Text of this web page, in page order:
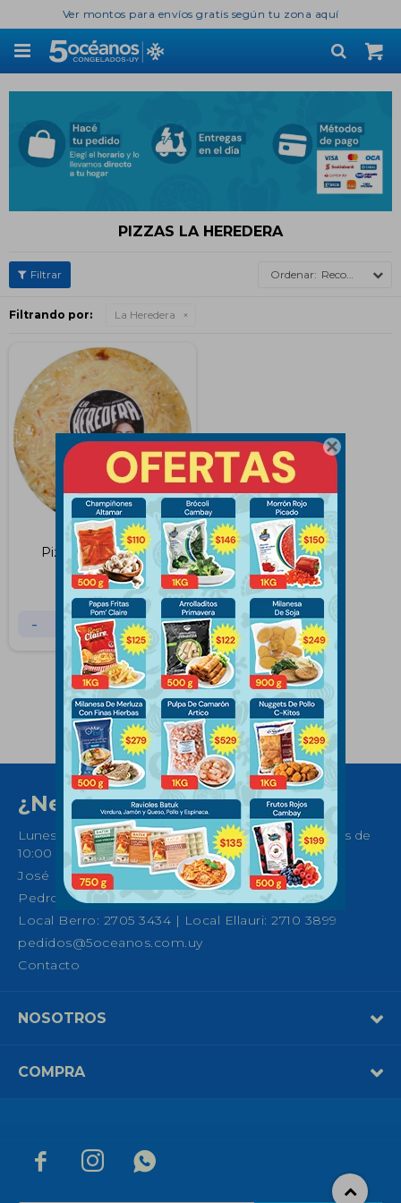

Ver montos para envíos gratis según tu zona aquí

PIZZAS LA HEREDERA
Recomendados
Filtrando por: La Heredera
Pizza Muzzarella La
Heredera
$ 275
- +
  
¿Necesitas ayuda?
Lunes a Sábados de 08:30 a 21:00 horas y Domingos de
10:00 a 14:00
José Ellauri 558, Montevideo
Pedro Fco. Berro 1039, Montevideo
Local Berro: 2705 3434 | Local Ellauri: 2710 3899
pedidos@5oceanos.com.uy
Contacto
NOSOTROS
COMPRA